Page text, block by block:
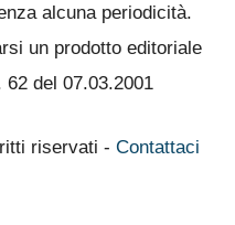
alcuna periodicità.
un prodotto editoriale
del 07.03.2001
riservati - Contattaci